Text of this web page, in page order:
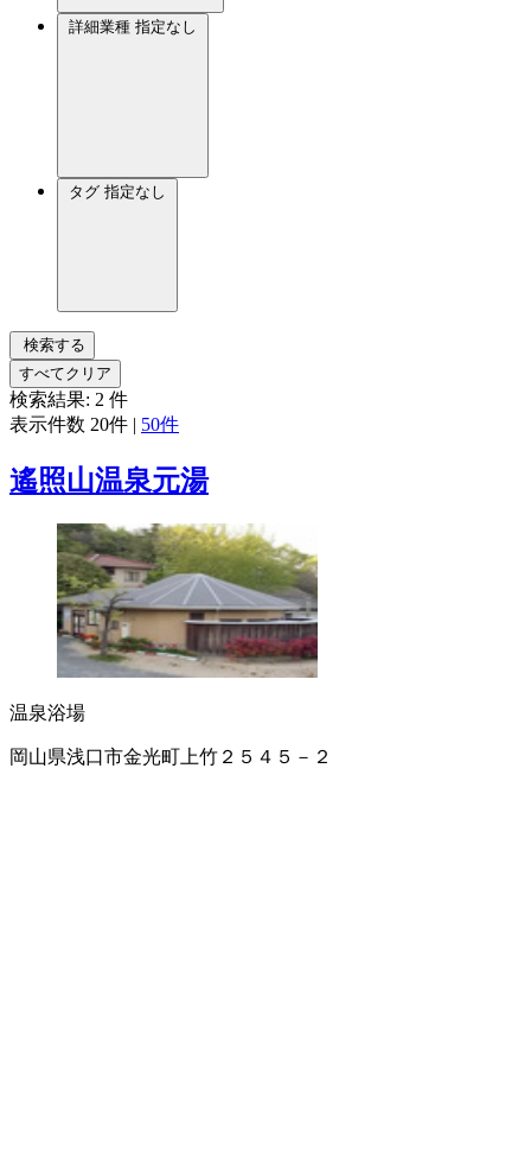
詳細業種 指定なし
タグ 指定なし
検索する
すべてクリア
検索結果: 2 件
表示件数 20件 | 50件
遙照山温泉元湯
温泉浴場
岡山県浅口市金光町上竹２５４５－２